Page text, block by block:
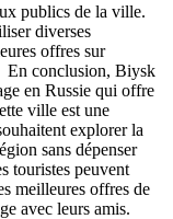
publics de la ville.
diverses
offres sur
En conclusion, Biysk
en Russie qui offre
ville est une
explorer la
sans dépenser
touristes peuvent
meilleures offres de
avec leurs amis.